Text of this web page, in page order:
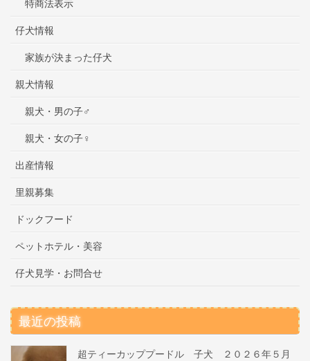
特商法表示
仔犬情報
家族が決まった仔犬
親犬情報
親犬・男の子♂
親犬・女の子♀
出産情報
里親募集
ドックフード
ペットホテル・美容
仔犬見学・お問合せ
最近の投稿
超ティーカッププードル 子犬 ２０２６年５月